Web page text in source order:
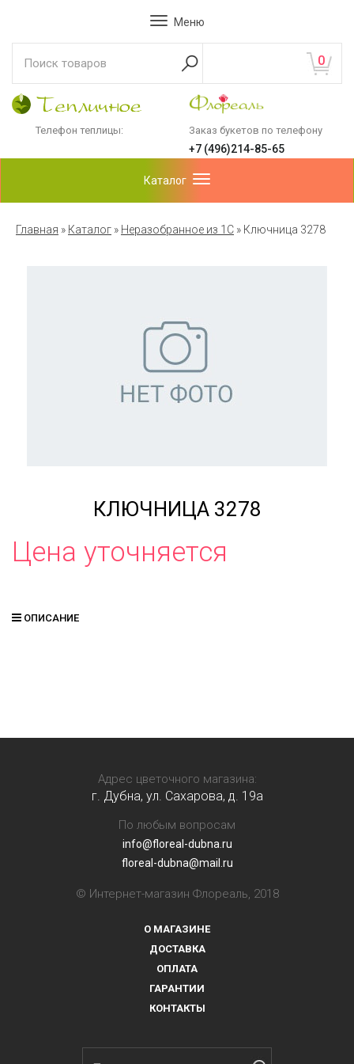
Меню
0
Телефон теплицы: Заказ букетов по телефону
+7 (496)214-85-65
Каталог
Главная » Каталог » Неразобранное из 1С » Ключница 3278
КЛЮЧНИЦА 3278
Цена уточняется
ОПИСАНИЕ
Адрес цветочного магазина:
г. Дубна, ул. Сахарова, д. 19a
По любым вопросам
info@floreal-dubna.ru
floreal-dubna@mail.ru
© Интернет-магазин Флореаль, 2018
О МАГАЗИНЕ
ДОСТАВКА
ОПЛАТА
ГАРАНТИИ
КОНТАКТЫ